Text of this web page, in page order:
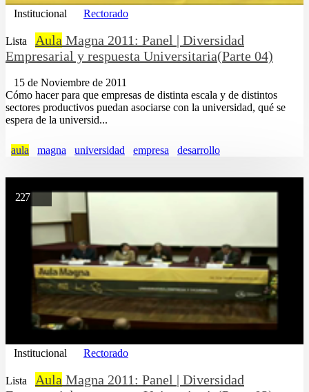
Institucional Rectorado
Lista Aula Magna 2011: Panel | Diversidad
Empresarial y respuesta Universitaria(Parte 04)
15 de Noviembre de 2011
Cómo hacer para que empresas de distinta escala y de distintos
sectores productivos puedan asociarse con la universidad, qué se
espera de la universid...
aula magna universidad empresa desarrollo
227
Institucional Rectorado
Lista Aula Magna 2011: Panel | Diversidad